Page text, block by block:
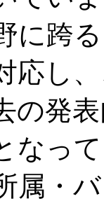
に跨
応し
の発
なっ
属・